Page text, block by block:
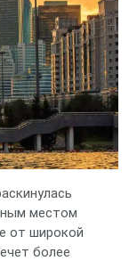
местом
от широкой
более